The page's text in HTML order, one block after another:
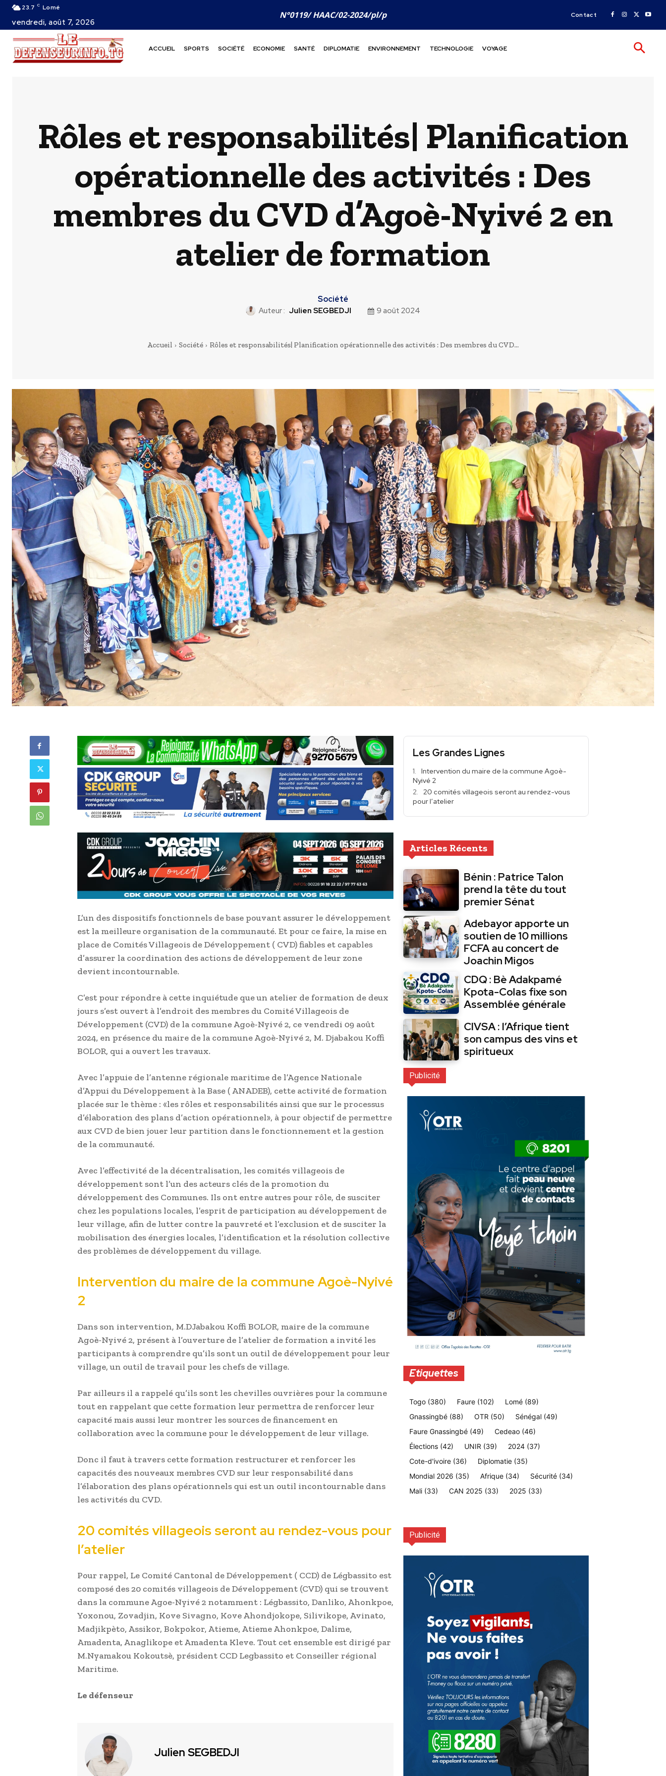
23.7 C Lomé
vendredi, août 7, 2026
N°0119/ HAAC/02-2024/pl/p Contact
ACCUEIL SPORTS SOCIÉTÉ ECONOMIE SANTÉ DIPLOMATIE ENVIRONNEMENT TECHNOLOGIE VOYAGE
Rôles et responsabilités| Planification
opérationnelle des activités : Des
membres du CVD d’Agoè-Nyivé 2 en
atelier de formation
Société
Auteur : Julien SEGBEDJI 9 août 2024
Accueil Société Rôles et responsabilités| Planification opérationnelle des activités : Des membres du CVD...
L’un des dispositifs fonctionnels de base pouvant assurer le développement
est la meilleure organisation de la communauté. Et pour ce faire, la mise en
place de Comités Villageois de Développement ( CVD) fiables et capables
d’assurer la coordination des actions de développement de leur zone
devient incontournable.
C’est pour répondre à cette inquiétude que un atelier de formation de deux
jours s’est ouvert à l’endroit des membres du Comité Villageois de
Développement (CVD) de la commune Agoè-Nyivé 2, ce vendredi 09 août
2024, en présence du maire de la commune Agoè-Nyivé 2, M. Djabakou Koffi
BOLOR, qui a ouvert les travaux.
Avec l’appuie de l’antenne régionale maritime de l’Agence Nationale
d’Appui du Développement à la Base ( ANADEB), cette activité de formation
placée sur le thème : «les rôles et responsabilités ainsi que sur le processus
d’élaboration des plans d’action opérationnel», à pour objectif de permettre
aux CVD de bien jouer leur partition dans le fonctionnement et la gestion
de la communauté.
Avec l’effectivité de la décentralisation, les comités villageois de
développement sont l’un des acteurs clés de la promotion du
développement des Communes. Ils ont entre autres pour rôle, de susciter
chez les populations locales, l’esprit de participation au développement de
leur village, afin de lutter contre la pauvreté et l’exclusion et de susciter la
mobilisation des énergies locales, l’identification et la résolution collective
des problèmes de développement du village.
Intervention du maire de la commune Agoè-Nyivé
2
Dans son intervention, M.DJabakou Koffi BOLOR, maire de la commune
Agoè-Nyivé 2, présent à l’ouverture de l’atelier de formation a invité les
participants à comprendre qu’ils sont un outil de développement pour leur
village, un outil de travail pour les chefs de village.
Par ailleurs il a rappelé qu’ils sont les chevilles ouvrières pour la commune
tout en rappelant que cette formation leur permettra de renforcer leur
capacité mais aussi leur montrer les sources de financement en
collaboration avec la commune pour le développement de leur village.
Donc il faut à travers cette formation restructurer et renforcer les
capacités des nouveaux membres CVD sur leur responsabilité dans
l’élaboration des plans opérationnels qui est un outil incontournable dans
les activités du CVD.
20 comités villageois seront au rendez-vous pour
l’atelier
Pour rappel, Le Comité Cantonal de Développement ( CCD) de Légbassito est
composé des 20 comités villageois de Développement (CVD) qui se trouvent
dans la commune Agoe-Nyivé 2 notamment : Légbassito, Danliko, Ahonkpoe,
Yoxonou, Zovadjin, Kove Sivagno, Kove Ahondjokope, Silivikope, Avinato,
Madjikpèto, Assikor, Bokpokor, Atieme, Atieme Ahonkpoe, Dalime,
Amadenta, Anaglikope et Amadenta Kleve. Tout cet ensemble est dirigé par
M.Nyamakou Kokoutsè, président CCD Legbassito et Conseiller régional
Maritime.
Le défenseur
Julien SEGBEDJI
Les Grandes Lignes
Intervention du maire de la commune Agoè-
Nyivé 2
20 comités villageois seront au rendez-vous
pour l’atelier
Articles Récents
Bénin : Patrice Talon
prend la tête du tout
premier Sénat
Adebayor apporte un
soutien de 10 millions
FCFA au concert de
Joachin Migos
CDQ : Bè Adakpamé
Kpota-Colas fixe son
Assemblée générale
CIVSA : l’Afrique tient
son campus des vins et
spiritueux
Publicité
Etiquettes
Togo (380) Faure (102) Lomé (89)
Gnassingbé (88) OTR (50) Sénégal (49)
Faure Gnassingbé (49) Cedeao (46)
Élections (42) UNIR (39) 2024 (37)
Cote-d'ivoire (36) Diplomatie (35)
Mondial 2026 (35) Afrique (34) Sécurité (34)
Mali (33) CAN 2025 (33) 2025 (33)
Publicité